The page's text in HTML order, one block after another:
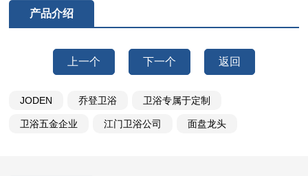
产品介绍
上一个 下一个 返回
JODEN 乔登卫浴 卫浴专属于定制
卫浴五金企业 江门卫浴公司 面盘龙头